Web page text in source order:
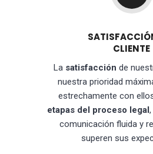
CLIENTE
La satisfacción de
nuestra prioridad
estrechamente con
etapas del proceso legal
comunicación fluida y
superen sus